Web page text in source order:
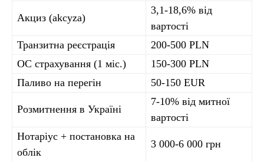
Акциз (akcyza)
3,1-18,6% від
вартості
Транзитна реєстрація
200-500 PLN
OC страхування (1 міс.)
150-300 PLN
Паливо на перегін
50-150 EUR
Розмитнення в Україні
7-10% від митної
вартості
Нотаріус + постановка на
облік
3 000-6 000 грн